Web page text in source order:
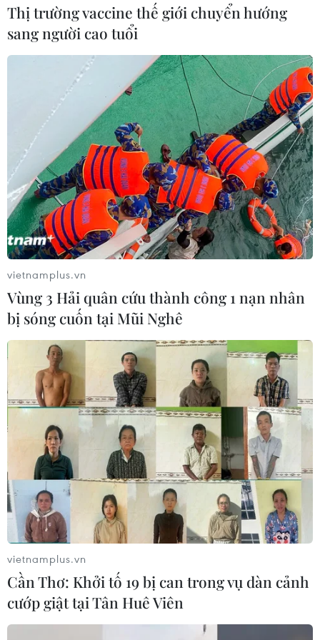
Thị trường vaccine thế giới chuyển hướng
sang người cao tuổi
vietnamplus.vn
Vùng 3 Hải quân cứu thành công 1 nạn nhân
bị sóng cuốn tại Mũi Nghê
vietnamplus.vn
Cần Thơ: Khởi tố 19 bị can trong vụ dàn cảnh
cướp giật tại Tân Huê Viên